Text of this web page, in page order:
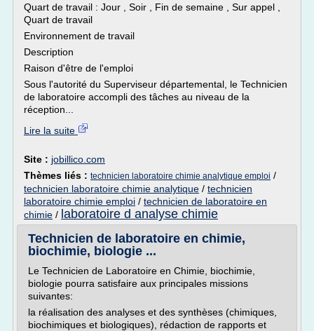
Quart de travail : Jour , Soir , Fin de semaine , Sur appel ,
Quart de travail
Environnement de travail
Description
Raison d'être de l'emploi
Sous l'autorité du Superviseur départemental, le Technicien
de laboratoire accompli des tâches au niveau de la
réception...
Lire la suite
Site : jobillico.com
Thèmes liés : technicien laboratoire chimie analytique emploi /
technicien laboratoire chimie analytique / technicien
laboratoire chimie emploi / technicien de laboratoire en
chimie / laboratoire d analyse chimie
Technicien de laboratoire en chimie,
biochimie, biologie ...
Le Technicien de Laboratoire en Chimie, biochimie,
biologie pourra satisfaire aux principales missions
suivantes:
la réalisation des analyses et des synthèses (chimiques,
biochimiques et biologiques), rédaction de rapports et